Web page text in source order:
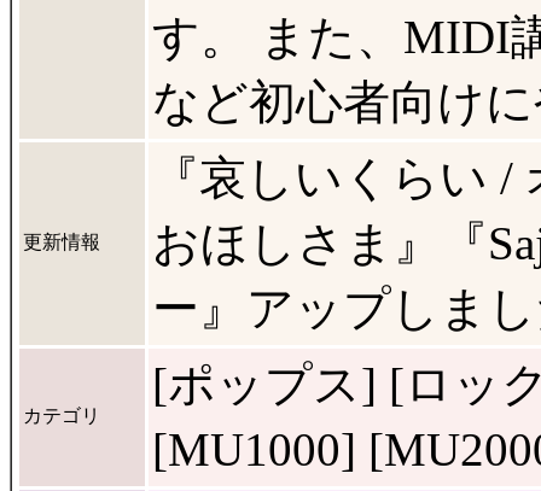
す。 また、MIDI
など初心者向け
更新情報
『哀しいくらい
おほしさま』『
ー』アップしま
カテゴリ
[ポップス] [ロッ
[MU1000]